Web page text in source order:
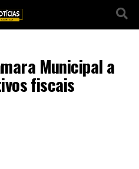
Municipal a
fiscais